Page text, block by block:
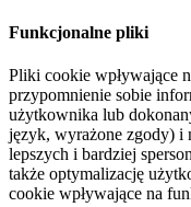
Funkcjonalne pliki
Pliki cookie wpływające
przypomnienie sobie
użytkownika lub
język, wyrażone zgody) i
lepszych i bardziej
także optymalizację
cookie wpływające na